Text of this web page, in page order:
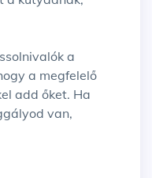
a
a megfelelő
add őket. Ha
van,